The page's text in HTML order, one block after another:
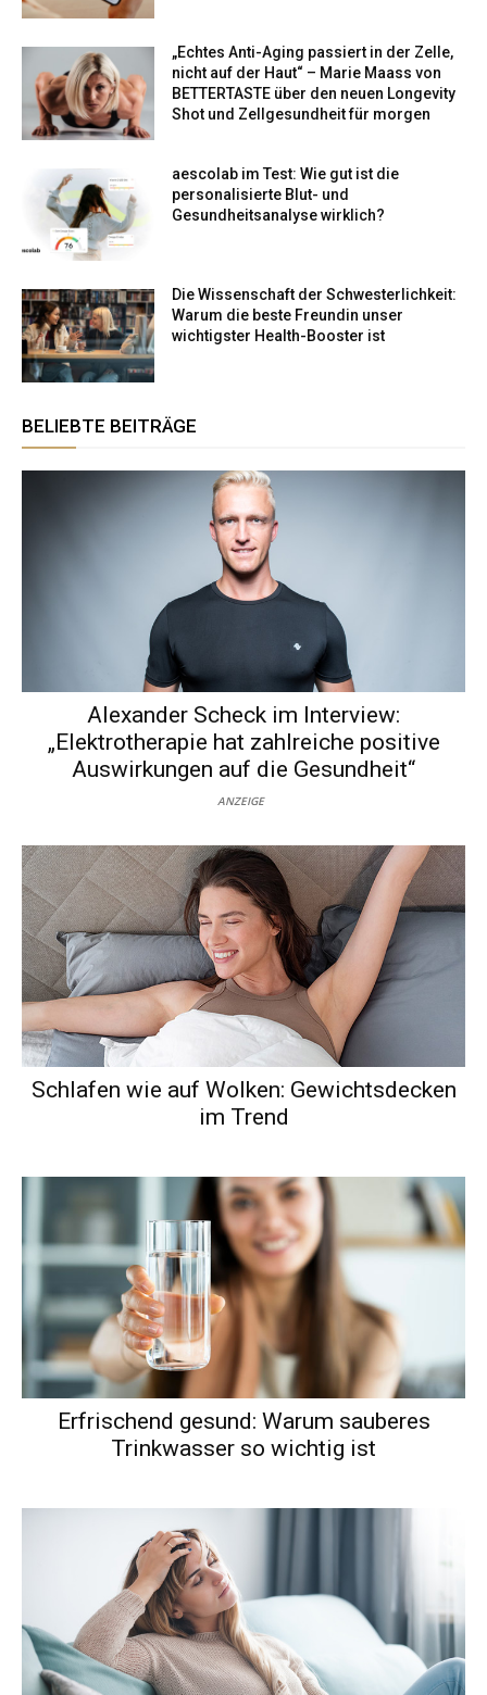
„Echtes Anti-Aging passiert in der Zelle,
nicht auf der Haut“ – Marie Maass von
BETTERTASTE über den neuen Longevity
Shot und Zellgesundheit für morgen
aescolab im Test: Wie gut ist die
personalisierte Blut- und
Gesundheitsanalyse wirklich?
Die Wissenschaft der Schwesterlichkeit:
Warum die beste Freundin unser
wichtigster Health-Booster ist
BELIEBTE BEITRÄGE
Alexander Scheck im Interview:
„Elektrotherapie hat zahlreiche positive
Auswirkungen auf die Gesundheit“
ANZEIGE
Schlafen wie auf Wolken: Gewichtsdecken
im Trend
Erfrischend gesund: Warum sauberes
Trinkwasser so wichtig ist